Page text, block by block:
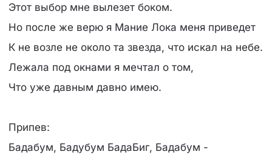
Этот выбор мне вылезет боком.
Но после же верю я Мание Лока меня приведет
К не возле не около та звезда, что искал на небе.
Лежала под окнами я мечтал о том,
Что уже давным давно имею.
Припев:
Бадабум, Бадубум БадаБиг, Бадабум -